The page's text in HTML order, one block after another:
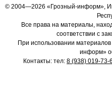
© 2004—2026 «Грозный-информ»,
Все права на материалы,
соответствии с
При использовании
информ»
Контакты: тел: 8 (938) 019-73-